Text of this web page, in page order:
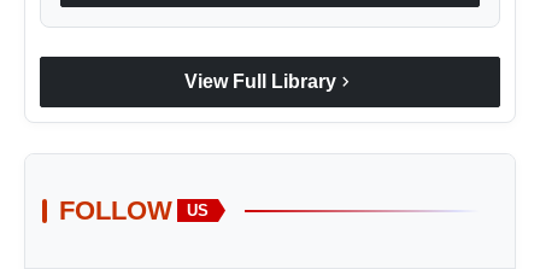
View Full Library chevron_right
FOLLOW US